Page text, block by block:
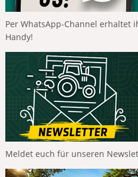
Per WhatsApp-Channel erhaltet
Handy!
Meldet euch für unseren